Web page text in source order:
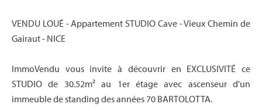
VENDU LOUÉ - Appartement STUDIO Cave - Vieux Chemin de
Gairaut - NICE
ImmoVendu vous invite à découvrir en EXCLUSIVITÉ ce
STUDIO de 30.52m² au 1er étage avec ascenseur d'un
immeuble de standing des années 70 BARTOLOTTA.